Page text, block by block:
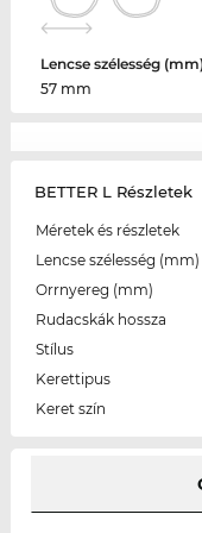
Lencse szélesség
57 mm
BETTER L Részletek
Méretek és részletek
Lencse szélesség (mm)
Orrnyereg (mm)
Rudacskák hossza
Stílus
Kerettipus
Keret szín